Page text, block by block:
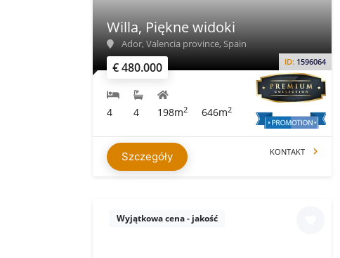
€ 480.000 ID: 1596064
Willa, Piękne widoki
Ador, Valencia province, Spain
4 4 198m2 646m2
Szczegóły KONTAKT
Wyjątkowa cena - jakość